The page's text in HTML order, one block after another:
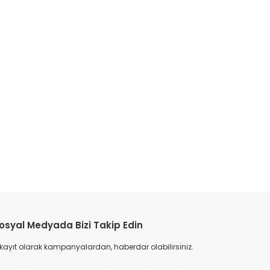
Medyada Bizi Takip Edin
olarak kampanyalardan, haberdar olabilirsiniz.